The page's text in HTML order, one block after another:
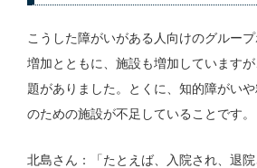
こうした障がいがある人向けのグルー
増加とともに、施設も増加しています
題がありました。とくに、知的障がい
のための施設が不足していることです。
北島さん：「たとえば、入院され、退